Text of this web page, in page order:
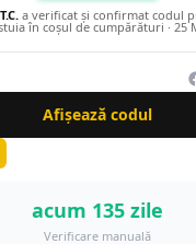
a verificat și confirmat codul
în coșul de cumpărături · 25
Afișează codul
acum 135 zile
Verificare manuală